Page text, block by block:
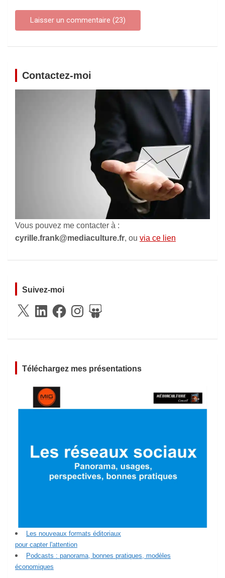
Contactez-moi
Vous pouvez me contacter à :
cyrille.frank@mediaculture.fr, ou via ce lien
Suivez-moi
X
LinkedInFacebookInstagramSlideShare
Téléchargez mes présentations
Les nouveaux formats éditoriaux
pour capter l'attention
Podcasts : panorama, bonnes pratiques, modèles
économiques